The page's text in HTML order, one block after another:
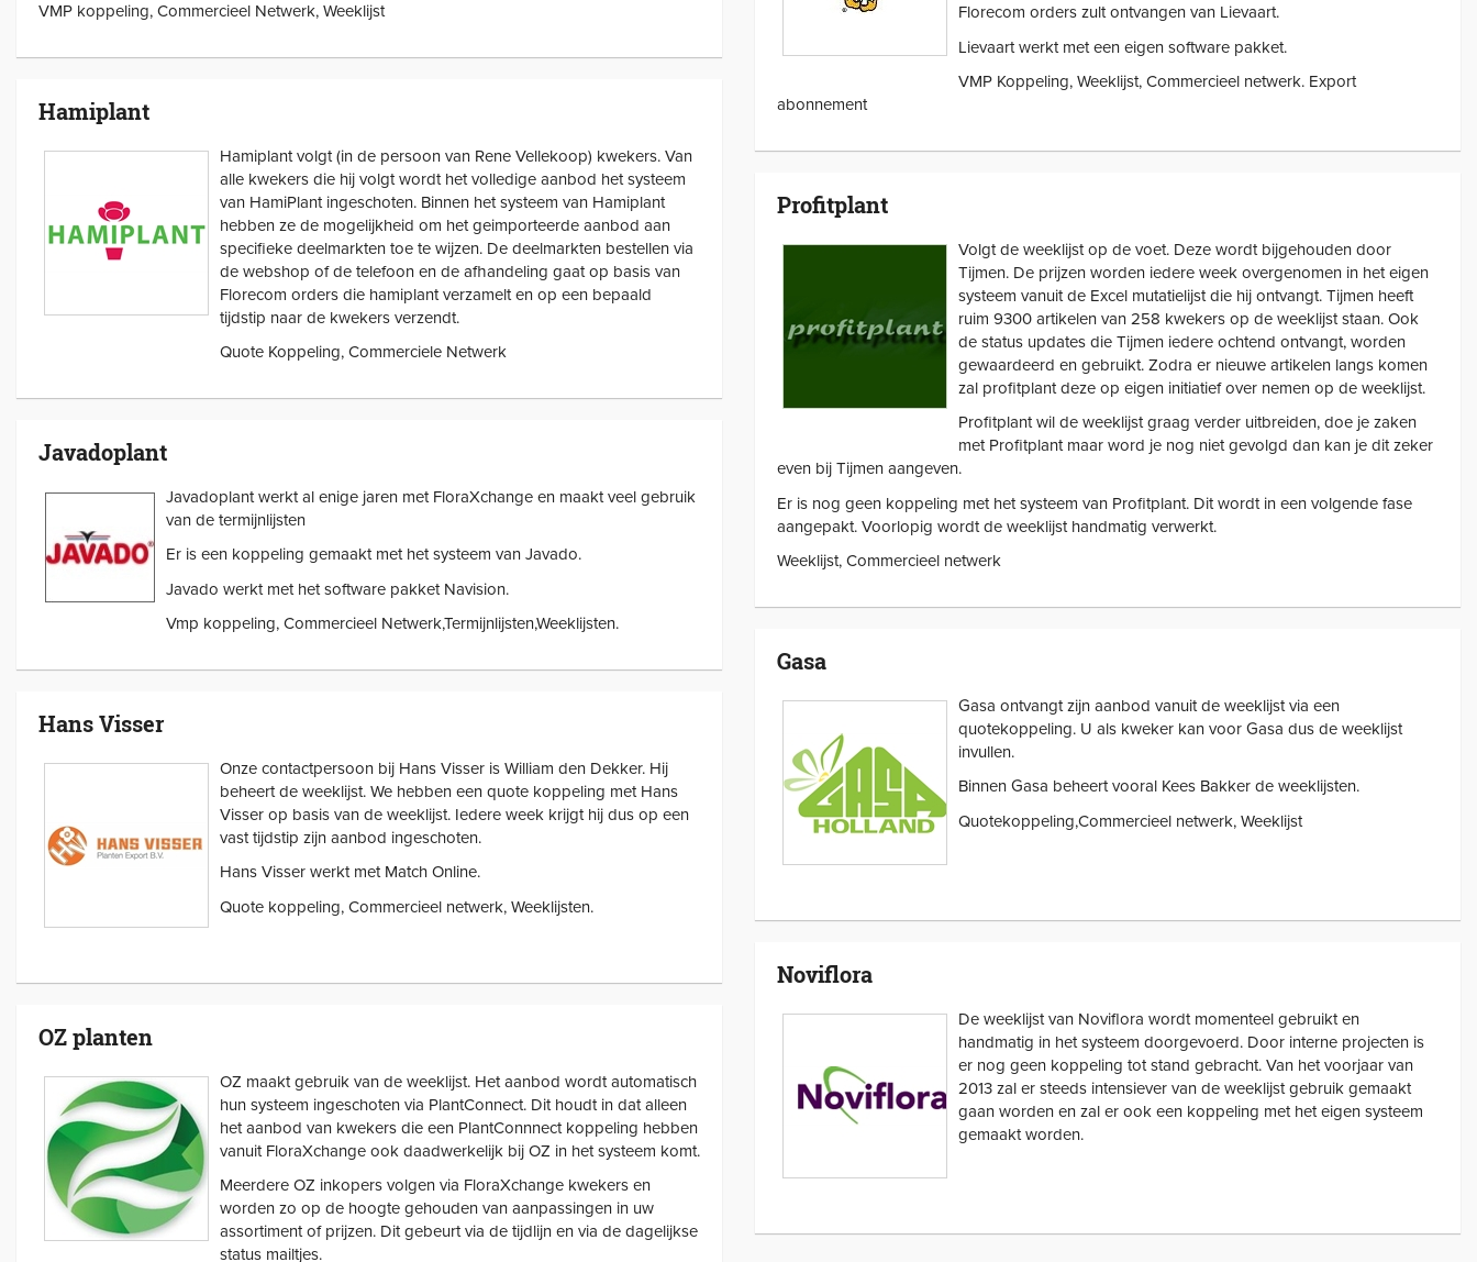
VMP koppeling, Commercieel Netwerk, Weeklijst
Hamiplant
Hamiplant volgt (in de persoon van Rene Vellekoop) kwekers. Van
alle kwekers die hij volgt wordt het volledige aanbod het systeem
van HamiPlant ingeschoten. Binnen het systeem van Hamiplant
hebben ze de mogelijkheid om het geimporteerde aanbod aan
specifieke deelmarkten toe te wijzen. De deelmarkten bestellen via
de webshop of de telefoon en de afhandeling gaat op basis van
Florecom orders die hamiplant verzamelt en op een bepaald
tijdstip naar de kwekers verzendt.
Quote Koppeling, Commerciele Netwerk
Javadoplant
Javadoplant werkt al enige jaren met FloraXchange en maakt veel gebruik
van de termijnlijsten
Er is een koppeling gemaakt met het systeem van Javado.
Javado werkt met het software pakket Navision.
Vmp koppeling, Commercieel Netwerk,Termijnlijsten,Weeklijsten.
Hans Visser
Onze contactpersoon bij Hans Visser is William den Dekker. Hij
beheert de weeklijst. We hebben een quote koppeling met Hans
Visser op basis van de weeklijst. Iedere week krijgt hij dus op een
vast tijdstip zijn aanbod ingeschoten.
Hans Visser werkt met Match Online.
Quote koppeling, Commercieel netwerk, Weeklijsten.
OZ planten
OZ maakt gebruik van de weeklijst. Het aanbod wordt automatisch
hun systeem ingeschoten via PlantConnect. Dit houdt in dat alleen
het aanbod van kwekers die een PlantConnnect koppeling hebben
vanuit FloraXchange ook daadwerkelijk bij OZ in het systeem komt.
Meerdere OZ inkopers volgen via FloraXchange kwekers en
worden zo op de hoogte gehouden van aanpassingen in uw
assortiment of prijzen. Dit gebeurt via de tijdlijn en via de dagelijkse
status mailtjes.
Florecom orders zult ontvangen van Lievaart.
Lievaart werkt met een eigen software pakket.
VMP Koppeling, Weeklijst, Commercieel netwerk. Export
abonnement
Profitplant
Volgt de weeklijst op de voet. Deze wordt bijgehouden door
Tijmen. De prijzen worden iedere week overgenomen in het eigen
systeem vanuit de Excel mutatielijst die hij ontvangt. Tijmen heeft
ruim 9300 artikelen van 258 kwekers op de weeklijst staan. Ook
de status updates die Tijmen iedere ochtend ontvangt, worden
gewaardeerd en gebruikt. Zodra er nieuwe artikelen langs komen
zal profitplant deze op eigen initiatief over nemen op de weeklijst.
Profitplant wil de weeklijst graag verder uitbreiden, doe je zaken
met Profitplant maar word je nog niet gevolgd dan kan je dit zeker
even bij Tijmen aangeven.
Er is nog geen koppeling met het systeem van Profitplant. Dit wordt in een volgende fase
aangepakt. Voorlopig wordt de weeklijst handmatig verwerkt.
Weeklijst, Commercieel netwerk
Gasa
Gasa ontvangt zijn aanbod vanuit de weeklijst via een
quotekoppeling. U als kweker kan voor Gasa dus de weeklijst
invullen.
Binnen Gasa beheert vooral Kees Bakker de weeklijsten.
Quotekoppeling,Commercieel netwerk, Weeklijst
Noviflora
De weeklijst van Noviflora wordt momenteel gebruikt en
handmatig in het systeem doorgevoerd. Door interne projecten is
er nog geen koppeling tot stand gebracht. Van het voorjaar van
2013 zal er steeds intensiever van de weeklijst gebruik gemaakt
gaan worden en zal er ook een koppeling met het eigen systeem
gemaakt worden.